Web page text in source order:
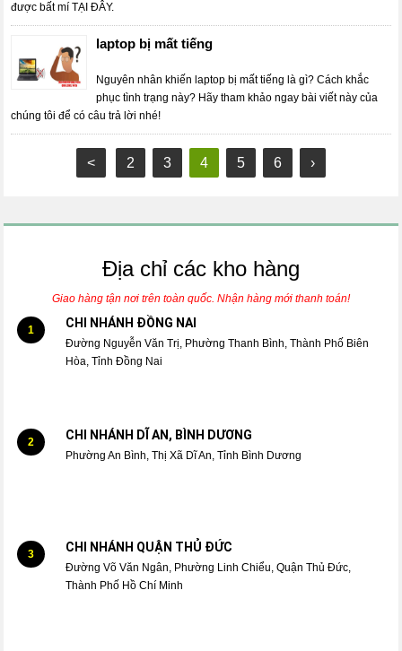
được bất mí TẠI ĐÂY.
laptop bị mất tiếng
Nguyên nhân khiến laptop bị mất tiếng là gì? Cách khắc
phục tình trạng này? Hãy tham khảo ngay bài viết này của
chúng tôi để có câu trả lời nhé!
< 2 3 4 5 6 ›
Địa chỉ các kho hàng
Giao hàng tận nơi trên toàn quốc. Nhận hàng mới thanh toán!
1 CHI NHÁNH ĐỒNG NAI
Đường Nguyễn Văn Trị, Phường Thanh Bình, Thành Phố Biên
Hòa, Tỉnh Đồng Nai
2 CHI NHÁNH DĨ AN, BÌNH DƯƠNG
Phường An Bình, Thị Xã Dĩ An, Tỉnh Bình Dương
3 CHI NHÁNH QUẬN THỦ ĐỨC
Đường Võ Văn Ngân, Phường Linh Chiểu, Quận Thủ Đức,
Thành Phố Hồ Chí Minh